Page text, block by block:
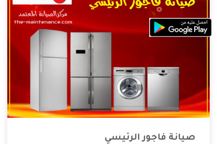
صيانة فاجور الرئيسي